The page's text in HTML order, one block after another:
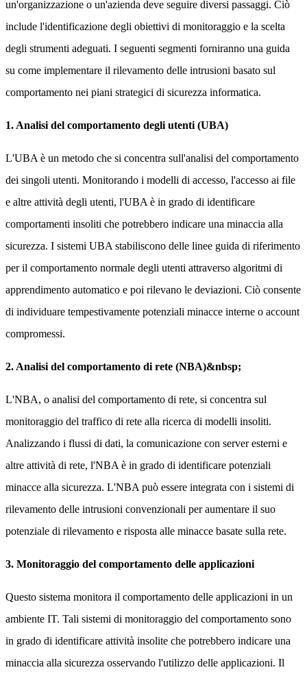
un'organizzazione o un'azienda deve seguire diversi passaggi. Ciò
include l'identificazione degli obiettivi di monitoraggio e la scelta
degli strumenti adeguati. I seguenti segmenti forniranno una guida
su come implementare il rilevamento delle intrusioni basato sul
comportamento nei piani strategici di sicurezza informatica.
1. Analisi del comportamento degli utenti (UBA)
L'UBA è un metodo che si concentra sull'analisi del comportamento
dei singoli utenti. Monitorando i modelli di accesso, l'accesso ai file
e altre attività degli utenti, l'UBA è in grado di identificare
comportamenti insoliti che potrebbero indicare una minaccia alla
sicurezza. I sistemi UBA stabiliscono delle linee guida di riferimento
per il comportamento normale degli utenti attraverso algoritmi di
apprendimento automatico e poi rilevano le deviazioni. Ciò consente
di individuare tempestivamente potenziali minacce interne o account
compromessi.
2. Analisi del comportamento di rete (NBA)&nbsp;
L'NBA, o analisi del comportamento di rete, si concentra sul
monitoraggio del traffico di rete alla ricerca di modelli insoliti.
Analizzando i flussi di dati, la comunicazione con server esterni e
altre attività di rete, l'NBA è in grado di identificare potenziali
minacce alla sicurezza. L'NBA può essere integrata con i sistemi di
rilevamento delle intrusioni convenzionali per aumentare il suo
potenziale di rilevamento e risposta alle minacce basate sulla rete.
3. Monitoraggio del comportamento delle applicazioni
Questo sistema monitora il comportamento delle applicazioni in un
ambiente IT. Tali sistemi di monitoraggio del comportamento sono
in grado di identificare attività insolite che potrebbero indicare una
minaccia alla sicurezza osservando l'utilizzo delle applicazioni. Il